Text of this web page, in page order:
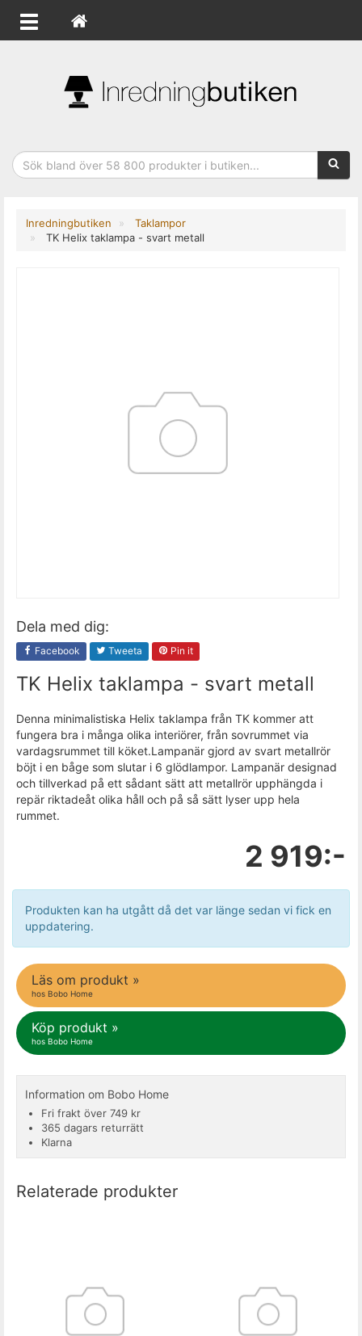
Inredningbutiken
Taklampor
TK Helix taklampa - svart metall
Dela med dig:
Facebook Tweeta Pin it
TK Helix taklampa - svart metall
Denna minimalistiska Helix taklampa från TK kommer att
fungera bra i många olika interiörer, från sovrummet via
vardagsrummet till köket.Lampanär gjord av svart metallrör
böjt i en båge som slutar i 6 glödlampor. Lampanär designad
och tillverkad på ett sådant sätt att metallrör upphängda i
repär riktadeåt olika håll och på så sätt lyser upp hela
rummet.
2 919:-
Produkten kan ha utgått då det var länge sedan vi fick en
uppdatering.
Läs om produkt »
hos Bobo Home
Köp produkt »
hos Bobo Home
Information om Bobo Home
Fri frakt över 749 kr
365 dagars returrätt
Klarna
Relaterade produkter